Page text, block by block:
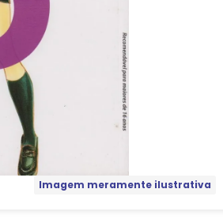
Imagem meramente ilustrativa